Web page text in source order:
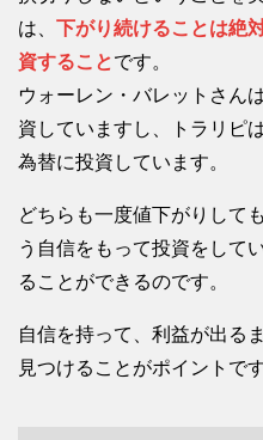
は、 下がり続けることは絶
資することです。
ウォーレン・バレットさん
資していますし、トラリピ
為替に投資しています。
どちらも一度値下がりして
う自信をもって投資をして
ることができるのです。
自信を持って、利益が出る
見つけることがポイントです